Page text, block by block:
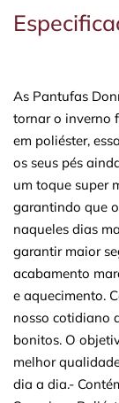
As Pantufas
tornar o inverno
em poliéster,
os seus pés
um toque super
garantindo que
naqueles dias
garantir maior
acabamento
e aquecimento.
nosso cotidiano
bonitos. O
melhor
dia a dia.-